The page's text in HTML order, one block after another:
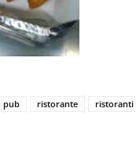
pub ristorante
ristoranti